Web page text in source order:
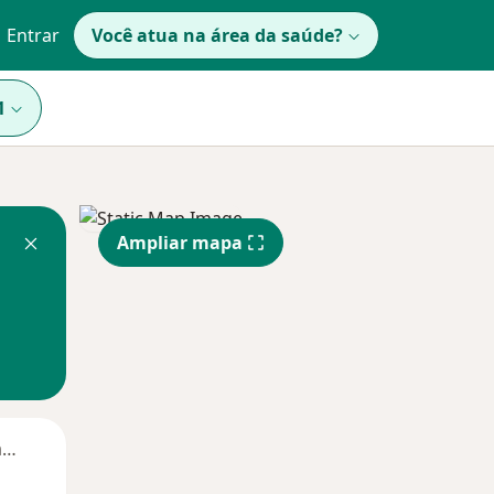
Entrar Você atua na área da saúde?
Segunda-feira
Ampliar mapa